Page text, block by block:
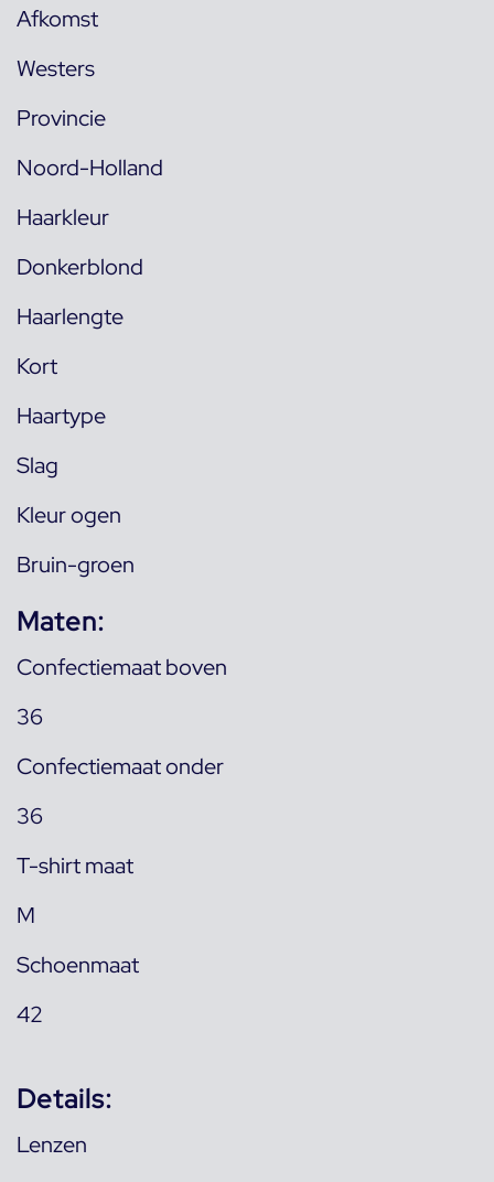
Afkomst
Westers
Provincie
Noord-Holland
Haarkleur
Donkerblond
Haarlengte
Kort
Haartype
Slag
Kleur ogen
Bruin-groen
Maten:
Confectiemaat boven
36
Confectiemaat onder
36
T-shirt maat
M
Schoenmaat
42
Details:
Lenzen